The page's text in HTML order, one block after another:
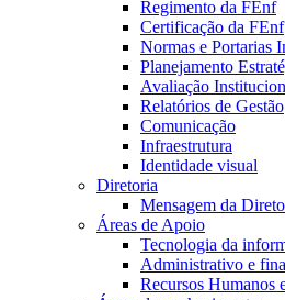
Regimento da FEnf
Certificação da FEnf
Normas e Portarias
Planejamento
Avaliação
Relatórios de Gestão
Comunicação
Infraestrutura
Identidade visual
Diretoria
Mensagem da
Áreas de Apoio
Tecnologia da
Administrativo e
Recursos Humanos